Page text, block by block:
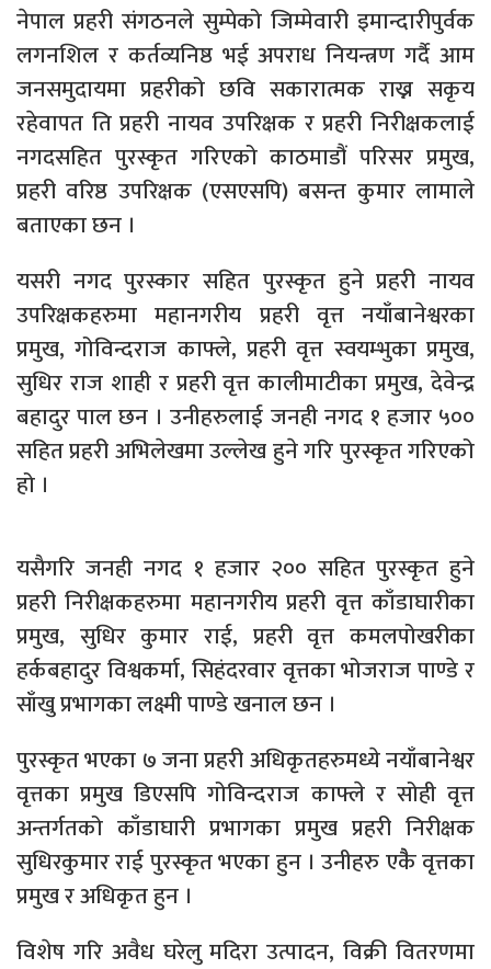
नेपाल प्रहरी संगठनले सुम्पेको जिम्मेवारी इमान्दारीपुर्वक
लगनशिल र कर्तव्यनिष्ठ भई अपराध नियन्त्रण गर्दै आम
जनसमुदायमा प्रहरीको छवि सकारात्मक राख्न सकृय
रहेवापत ति प्रहरी नायव उपरिक्षक र प्रहरी निरीक्षकलाई
नगदसहित पुरस्कृत गरिएको काठमाडौं परिसर प्रमुख,
प्रहरी वरिष्ठ उपरिक्षक (एसएसपि) बसन्त कुमार लामाले
बताएका छन ।
यसरी नगद पुरस्कार सहित पुरस्कृत हुने प्रहरी नायव
उपरिक्षकहरुमा महानगरीय प्रहरी वृत्त नयाँबानेश्वरका
प्रमुख, गोविन्दराज काफ्ले, प्रहरी वृत्त स्वयम्भुका प्रमुख,
सुधिर राज शाही र प्रहरी वृत्त कालीमाटीका प्रमुख, देवेन्द्र
बहादुर पाल छन । उनीहरुलाई जनही नगद १ हजार ५००
सहित प्रहरी अभिलेखमा उल्लेख हुने गरि पुरस्कृत गरिएको
हो ।
यसैगरि जनही नगद १ हजार २०० सहित पुरस्कृत हुने
प्रहरी निरीक्षकहरुमा महानगरीय प्रहरी वृत्त काँडाघारीका
प्रमुख, सुधिर कुमार राई, प्रहरी वृत्त कमलपोखरीका
हर्कबहादुर विश्वकर्मा, सिहंदरवार वृत्तका भोजराज पाण्डे र
साँखु प्रभागका लक्ष्मी पाण्डे खनाल छन ।
पुरस्कृत भएका ७ जना प्रहरी अधिकृतहरुमध्ये नयाँबानेश्वर
वृत्तका प्रमुख डिएसपि गोविन्दराज काफ्ले र सोही वृत्त
अन्तर्गतको काँडाघारी प्रभागका प्रमुख प्रहरी निरीक्षक
सुधिरकुमार राई पुरस्कृत भएका हुन । उनीहरु एकैै वृत्तका
प्रमुख र अधिकृत हुन ।
विशेष गरि अवैध घरेलु मदिरा उत्पादन, विक्री वितरणमा